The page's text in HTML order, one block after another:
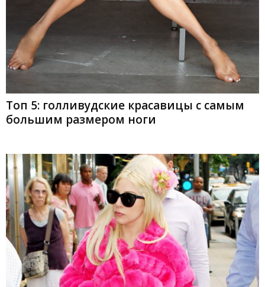
Топ 5: голливудские красавицы с самым
большим размером ноги